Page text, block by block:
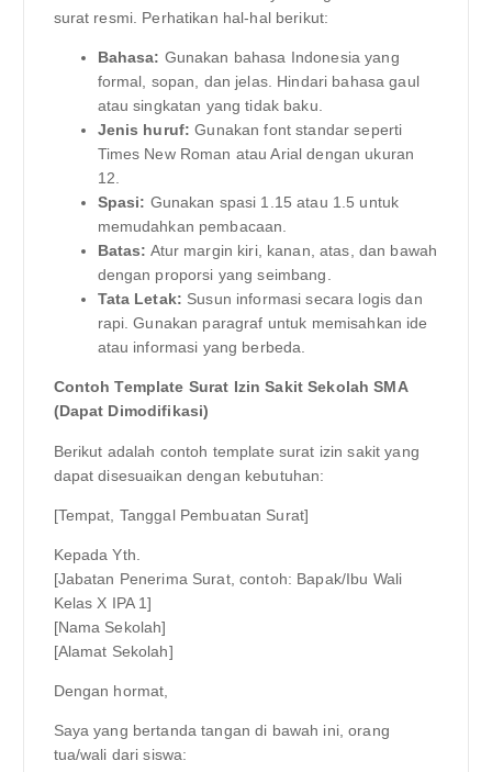
surat resmi. Perhatikan hal-hal berikut:
Bahasa: Gunakan bahasa Indonesia yang
formal, sopan, dan jelas. Hindari bahasa gaul
atau singkatan yang tidak baku.
Jenis huruf: Gunakan font standar seperti
Times New Roman atau Arial dengan ukuran
12.
Spasi: Gunakan spasi 1.15 atau 1.5 untuk
memudahkan pembacaan.
Batas: Atur margin kiri, kanan, atas, dan bawah
dengan proporsi yang seimbang.
Tata Letak: Susun informasi secara logis dan
rapi. Gunakan paragraf untuk memisahkan ide
atau informasi yang berbeda.
Contoh Template Surat Izin Sakit Sekolah SMA
(Dapat Dimodifikasi)
Berikut adalah contoh template surat izin sakit yang
dapat disesuaikan dengan kebutuhan:
[Tempat, Tanggal Pembuatan Surat]
Kepada Yth.
[Jabatan Penerima Surat, contoh: Bapak/Ibu Wali
Kelas X IPA 1]
[Nama Sekolah]
[Alamat Sekolah]
Dengan hormat,
Saya yang bertanda tangan di bawah ini, orang
tua/wali dari siswa: